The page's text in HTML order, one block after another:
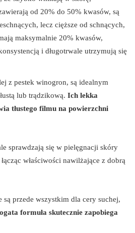
od 20% do 50% kwasów, są
lecz cięższe od schnących,
maksymalnie 20% kwasów,
i długotrwale utrzymują się
z pestek winogron, są idealnym
lub trądzikową. Ich lekka
tłustego filmu na powierzchni
sprawdzają się w pielęgnacji skóry
właściwości nawilżające z dobrą
są przede wszystkim dla cery suchej,
formuła skutecznie zapobiega